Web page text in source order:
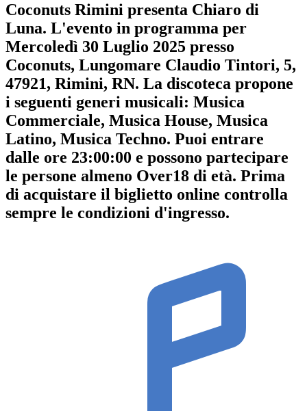
Coconuts Rimini presenta Chiaro di
Luna. L'evento in programma per
Mercoledì 30 Luglio 2025 presso
Coconuts, Lungomare Claudio Tintori, 5,
47921, Rimini, RN. La discoteca propone
i seguenti generi musicali: Musica
Commerciale, Musica House, Musica
Latino, Musica Techno. Puoi entrare
dalle ore 23:00:00 e possono partecipare
le persone almeno Over18 di età. Prima
di acquistare il biglietto online controlla
sempre le condizioni d'ingresso.